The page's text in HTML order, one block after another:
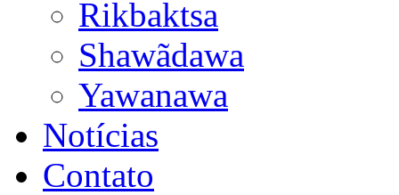
Rikbaktsa
Shawãdawa
Yawanawa
Notícias
Contato